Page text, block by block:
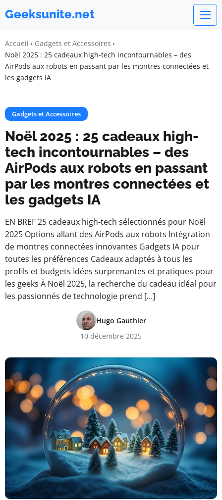
Geeksunite.net
Accueil
Gadgets et Accessoires
Noël 2025 : 25 cadeaux high-tech incontournables – des
AirPods aux robots en passant par les montres connectées et
les gadgets IA
Gadgets et Accessoires
Noël 2025 : 25 cadeaux high-
tech incontournables – des
AirPods aux robots en passant
par les montres connectées et
les gadgets IA
EN BREF 25 cadeaux high-tech sélectionnés pour Noël
2025 Options allant des AirPods aux robots Intégration
de montres connectées innovantes Gadgets IA pour
toutes les préférences Cadeaux adaptés à tous les
profils et budgets Idées surprenantes et pratiques pour
les geeks À Noël 2025, la recherche du cadeau idéal pour
les passionnés de technologie prend […]
Hugo Gauthier
10 décembre 2025